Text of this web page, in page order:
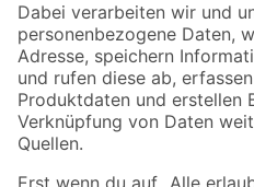
Zahlungsarten
Sicher einkaufen